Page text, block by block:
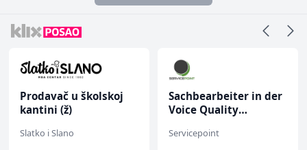
Prodavač u školskoj
kantini (ž)
Slatko i Slano
Sachbearbeiter in der
Voice Quality
Servicepoint